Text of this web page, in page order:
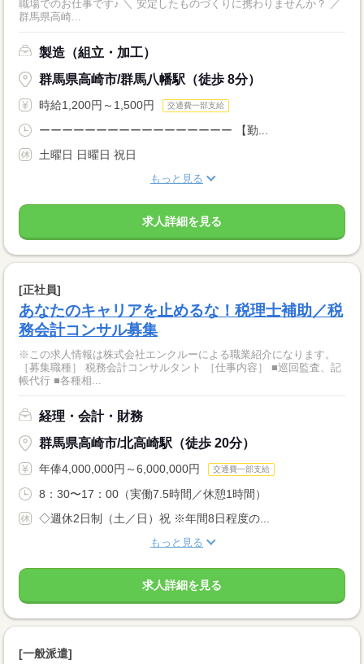
職場でのお仕事です♪ ＼ 安定したものづくりに携わりませんか？ ／
群馬県高崎...
製造（組立・加工）
群馬県高崎市/群馬八幡駅（徒歩 8分）
時給1,200円～1,500円 交通費一部支給
ーーーーーーーーーーーーーーーーー 【勤...
土曜日 日曜日 祝日
もっと見る
求人詳細を見る
[正社員]
あなたのキャリアを止めるな！税理士補助／税
務会計コンサル募集
※この求人情報は株式会社エンクルーによる職業紹介になります。
［募集職種］ 税務会計コンサルタント ［仕事内容］ ■巡回監査、記
帳代行 ■各種相...
経理・会計・財務
群馬県高崎市/北高崎駅（徒歩 20分）
年俸4,000,000円～6,000,000円 交通費一部支給
8：30〜17：00（実働7.5時間／休憩1時間）
◇週休2日制（土／日）祝 ※年間8日程度の...
もっと見る
求人詳細を見る
[一般派遣]